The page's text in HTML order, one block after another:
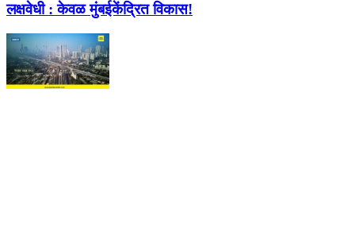
लक्षवेधी : केवळ मुंबईकेंद्रित विकास!